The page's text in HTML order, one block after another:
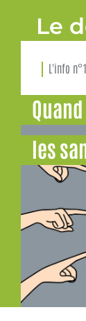
Le
L'info
les